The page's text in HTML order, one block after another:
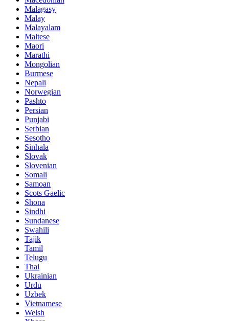
Malagasy
Malay
Malayalam
Maltese
Maori
Marathi
Mongolian
Burmese
Nepali
Norwegian
Pashto
Persian
Punjabi
Serbian
Sesotho
Sinhala
Slovak
Slovenian
Somali
Samoan
Scots Gaelic
Shona
Sindhi
Sundanese
Swahili
Tajik
Tamil
Telugu
Thai
Ukrainian
Urdu
Uzbek
Vietnamese
Welsh